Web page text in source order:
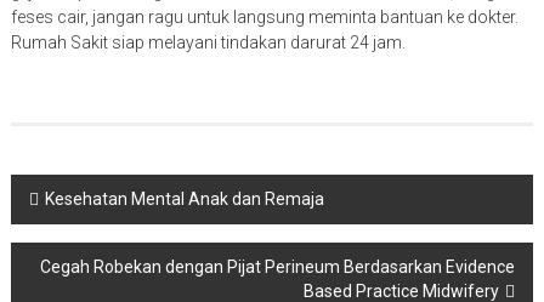
feses cair, jangan ragu untuk langsung meminta bantuan ke dokter.
Rumah Sakit siap melayani tindakan darurat 24 jam.
Navigasi
pos
Kesehatan Mental Anak dan Remaja
Cegah Robekan dengan Pijat Perineum Berdasarkan Evidence
Based Practice Midwifery